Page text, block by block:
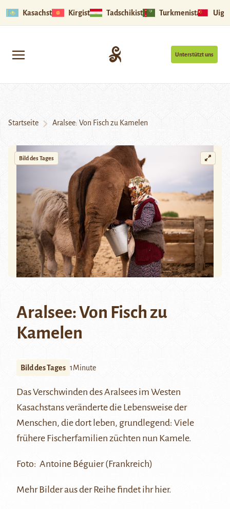
Kasachstan Kirgistan Tadschikistan Turkmenistan
Unterstützt uns
Startseite Aralsee: Von Fisch zu Kamelen
Bild des Tages
Aralsee: Von Fisch zu
Kamelen
Bild des Tages 1Minute
Das Verschwinden desAralsees im Westen
Kasachstansveränderte die Lebensweise der
Menschen, die dort leben, grundlegend: Viele
frühere Fischerfamilien züchten nun Kamele.
Foto: Antoine Béguier(Frankreich)
Mehr Bilder aus der Reihe findet ihrhier.